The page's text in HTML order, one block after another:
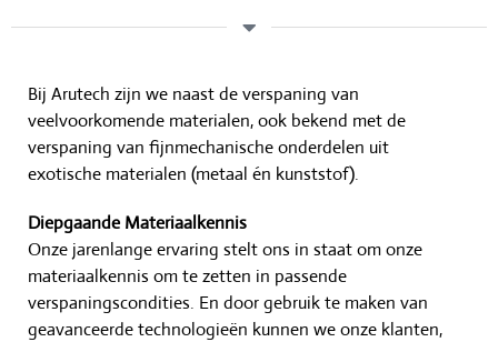
Bij Arutech zijn we naast de verspaning van
veelvoorkomende materialen, ook bekend met de
verspaning van fijnmechanische onderdelen uit
exotische materialen (metaal én kunststof).
Diepgaande Materiaalkennis
Onze jarenlange ervaring stelt ons in staat om onze
materiaalkennis om te zetten in passende
verspaningscondities. En door gebruik te maken van
geavanceerde technologieën kunnen we onze klanten,